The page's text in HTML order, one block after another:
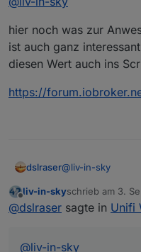
ja cool - im
hier noch was zur
ist auch ganz
diesen Wert auch ins
https://
dslraser@liv-in-sky
hier noch was
Ansatz ist auch
Offline
liv-in-skyschrieb am 3.
zuletzt editiert
@dslraser sagte in Unifi
@liv-in-sky